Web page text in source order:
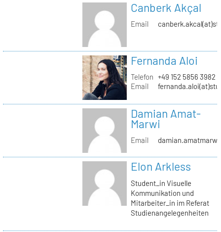
Canberk Akçal
Email
Fernanda Aloi
Telefon +49 152 5856 3982
Email
Damian Amat-
Marwi
Email
Elon Arkless
Student_in Visuelle
Kommunikation und
Mitarbeiter_in im Referat
Studienangelegenheiten